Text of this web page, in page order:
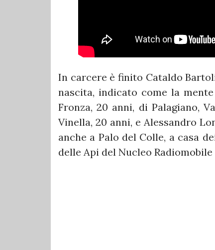
In carcere è finito Cataldo
nascita, indicato come la
Fronza, 20 anni, di Palagiano,
Vinella, 20 anni, e Alessandro
anche a Palo del Colle, a casa
delle Api del Nucleo Radiomobile